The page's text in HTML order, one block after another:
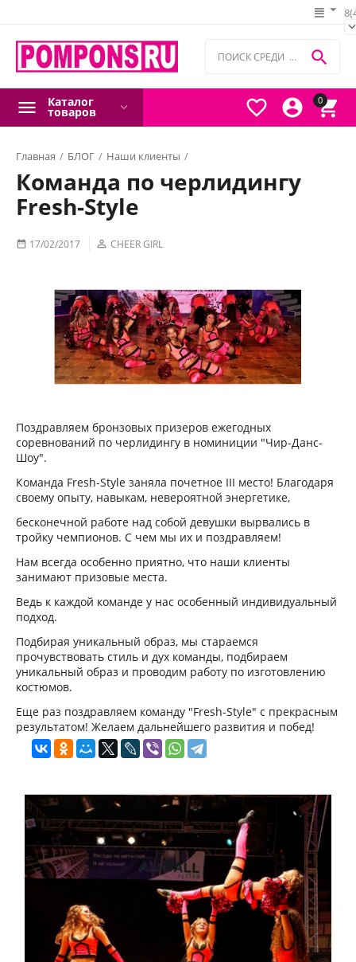
0




Каталог
товаров
Главная / БЛОГ / Наши клиенты /
Команда по черлидингу Fresh-Style
Команда по черлидингу
Fresh-Style
 17/02/2017  CHEER GIRL
Поздравляем бронзовых призеров ежегодных
соревнований по черлидингу в номиниции "Чир-Данс-
Шоу".
Команда Fresh-Style заняла почетное III место! Благодаря
своему опыту, навыкам, невероятной энергетике,
бесконечной работе над собой девушки вырвались в
тройку чемпионов. С чем мы их и поздравляем!
Нам всегда особенно приятно, что наши клиенты
занимают призовые места.
Ведь к каждой команде у нас особенный индивидуальный
подход.
Подбирая уникальный образ, мы стараемся
прочувствовать стиль и дух команды, подбираем
уникальный образ и проводим работу по изготовлению
костюмов.
Еще раз поздравляем команду "Fresh-Style" с прекрасным
результатом! Желаем дальнейшего развития и побед!